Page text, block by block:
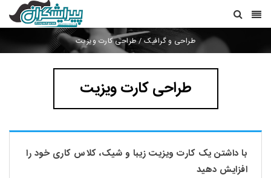
طراحی و گرافیک/طراحی کارت ویزیت
طراحی کارت ویزیت
با داشتن یک کارت ویزیت زیبا و شیک، کلاس کاری خود را
افزایش دهید